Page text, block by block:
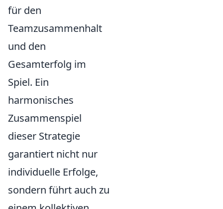
für den
Teamzusammenhalt
und den
Gesamterfolg im
Spiel. Ein
harmonisches
Zusammenspiel
dieser Strategie
garantiert nicht nur
individuelle Erfolge,
sondern führt auch zu